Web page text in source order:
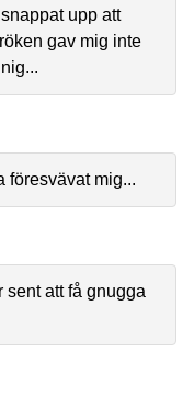
upp att
gav mig inte
föresvävat mig...
sent att få gnugga